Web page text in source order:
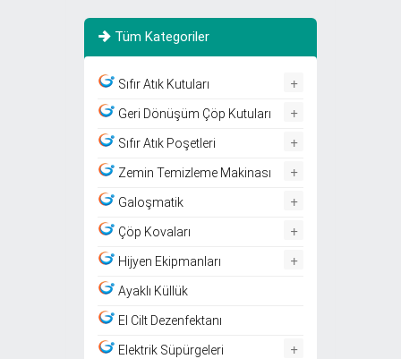
Tüm Kategoriler
Sıfır Atık Kutuları +
Geri Dönüşüm Çöp Kutuları +
Sıfır Atık Poşetleri +
Zemin Temizleme Makinası +
Galoşmatik +
Çöp Kovaları +
Hijyen Ekipmanları +
Ayaklı Küllük
El Cilt Dezenfektanı
Elektrik Süpürgeleri +